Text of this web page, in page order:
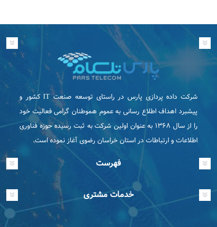
شرکت داده پردازی پارس در راستای توسعه صنعت IT كشور و
پیشبرد اهداف اطلاع رسانی به عموم هموطنان گرامی فعاليت خود
را از سال ۱۳۶۸ به عنوان اولین شرکت به ثبت رسیده حوزه فناوری
اطلاعات و ارتباطات در استان خراسان رضوی آغاز نموده است.
فهرست
خدمات مشتری